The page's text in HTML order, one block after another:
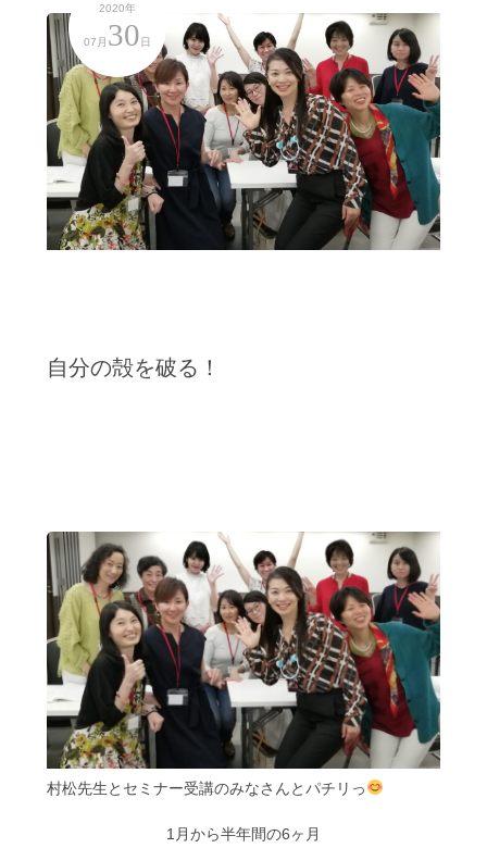
2020年
07月 30 日
自分の殻を破る！
村松先生とセミナー受講のみなさんとパチリっ
1月から半年間の6ヶ月